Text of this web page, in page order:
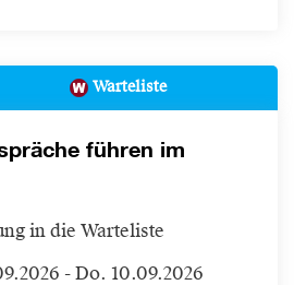
Warteliste
führen im
in die Warteliste
- Do. 10.09.2026